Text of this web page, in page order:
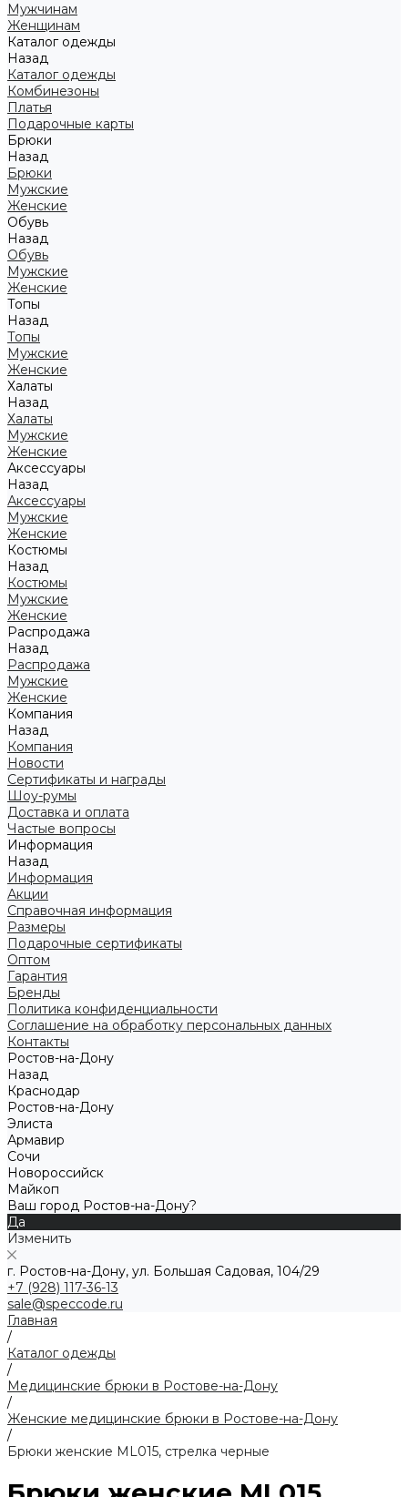
Мужчинам
Женщинам
Каталог одежды
Назад
Каталог одежды
Комбинезоны
Платья
Подарочные карты
Брюки
Назад
Брюки
Мужские
Женские
Обувь
Назад
Обувь
Мужские
Женские
Топы
Назад
Топы
Мужские
Женские
Халаты
Назад
Халаты
Мужские
Женские
Аксессуары
Назад
Аксессуары
Мужские
Женские
Костюмы
Назад
Костюмы
Мужские
Женские
Распродажа
Назад
Распродажа
Мужские
Женские
Компания
Назад
Компания
Новости
Сертификаты и награды
Шоу-румы
Доставка и оплата
Частые вопросы
Информация
Назад
Информация
Акции
Справочная информация
Размеры
Подарочные сертификаты
Оптом
Гарантия
Бренды
Политика конфиденциальности
Соглашение на обработку персональных данных
Контакты
Ростов-на-Дону
Назад
Краснодар
Ростов-на-Дону
Элиста
Армавир
Сочи
Новороссийск
Майкоп
Ваш город Ростов-на-Дону?
Да
Изменить
г. Ростов-на-Дону, ул. Большая Садовая, 104/29
+7 (928) 117-36-13
sale@speccode.ru
Главная
/
Каталог одежды
/
Медицинские брюки в Ростове-на-Дону
/
Женские медицинские брюки в Ростове-на-Дону
/
Брюки женские ML015, стрелка черные